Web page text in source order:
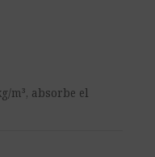
m³, absorbe el